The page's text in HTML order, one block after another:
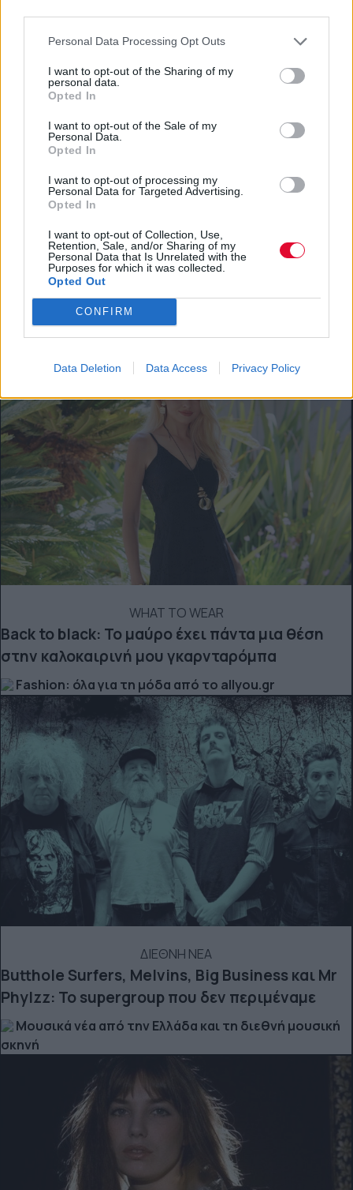
Personal Data Processing Opt Outs
I want to opt-out of the Sharing of my
personal data.
Opted In
I want to opt-out of the Sale of my
Personal Data.
Opted In
I want to opt-out of processing my
Personal Data for Targeted Advertising.
Opted In
I want to opt-out of Collection, Use,
Retention, Sale, and/or Sharing of my
Personal Data that Is Unrelated with the
Purposes for which it was collected.
Opted Out
CONFIRM
Data Deletion Data Access Privacy Policy
ΔΙΕΘΝΗ ΝΕΑ
Wes Borland για το comeback των Limp Bizkit:
«Ο κόσμος βλέπει ότι πλέον διασκεδάζουμε
πραγματικά»
Μουσικά νέα από την Ελλάδα και τη διεθνή μουσική
σκηνή
WHAT TO WEAR
Back to black: Το μαύρο έχει πάντα μια θέση
στην καλοκαιρινή μου γκαρνταρόμπα
Fashion: όλα για τη μόδα από το allyou.gr
ΔΙΕΘΝΗ ΝΕΑ
Butthole Surfers, Melvins, Big Business και Mr
Phylzz: Το supergroup που δεν περιμέναμε
Μουσικά νέα από την Ελλάδα και τη διεθνή μουσική
σκηνή